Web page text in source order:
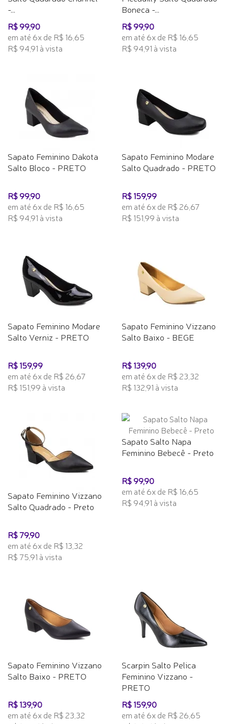
-...
R$ 99,90
em até 6x de R$ 16,65
R$ 94,91 à vista
Boneca -...
R$ 99,90
em até 6x de R$ 16,65
R$ 94,91 à vista
Sapato Feminino Dakota
Salto Bloco - PRETO
R$ 99,90
em até 6x de R$ 16,65
R$ 94,91 à vista
Sapato Feminino Modare
Salto Quadrado - PRETO
R$ 159,99
em até 6x de R$ 26,67
R$ 151,99 à vista
Sapato Feminino Modare
Salto Verniz - PRETO
R$ 159,99
em até 6x de R$ 26,67
R$ 151,99 à vista
Sapato Feminino Vizzano
Salto Baixo - BEGE
R$ 139,90
em até 6x de R$ 23,32
R$ 132,91 à vista
Sapato Feminino Vizzano
Salto Quadrado - Preto
R$ 79,90
em até 6x de R$ 13,32
R$ 75,91 à vista
Sapato Salto Napa
Feminino Bebecê - Preto
R$ 99,90
em até 6x de R$ 16,65
R$ 94,91 à vista
Sapato Feminino Vizzano
Salto Baixo - PRETO
R$ 139,90
em até 6x de R$ 23,32
Scarpin Salto Pelica
Feminino Vizzano -
PRETO
R$ 159,90
em até 6x de R$ 26,65